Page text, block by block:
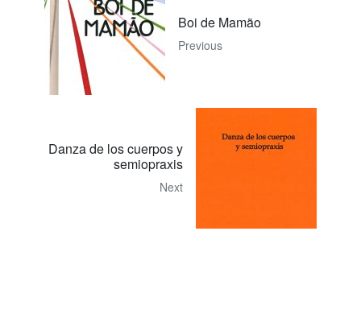
Boi de Mamão
Previous
Danza de los cuerpos y
semiopraxis
Next